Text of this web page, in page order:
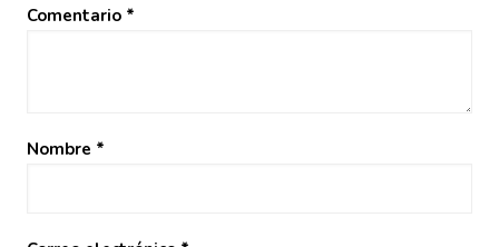
Comentario *
Nombre *